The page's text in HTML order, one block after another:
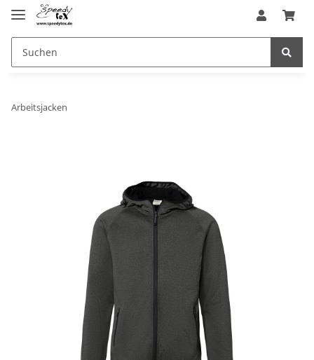
Arbeitsjacken